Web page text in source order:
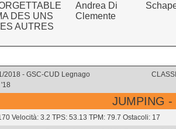
DES UNS
AUTRES
Andrea Di
Clemente
2018 - GSC-CUD Legnago
JUMPING -
Velocità: 3.2 TPS: 53.13 TPM: 79.7 Ostacoli: 17